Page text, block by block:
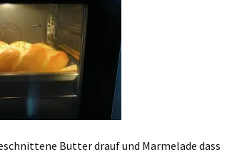
Butter drauf und Marmelade dass